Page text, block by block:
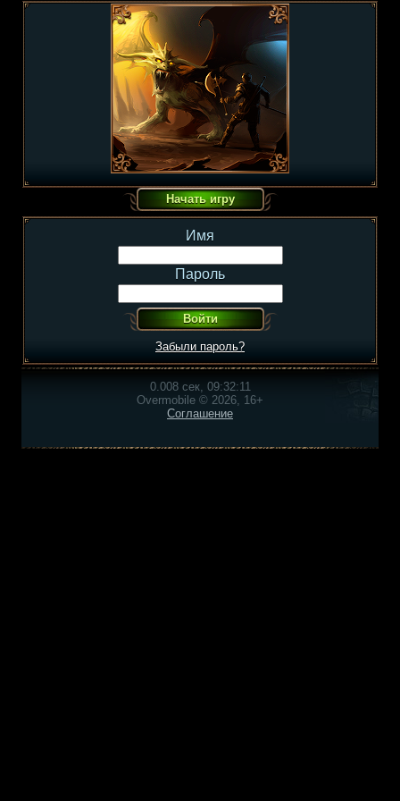
Имя
Пароль
Забыли пароль?
0.008 сек, 09:32:11
Overmobile © 2026, 16+
Соглашение